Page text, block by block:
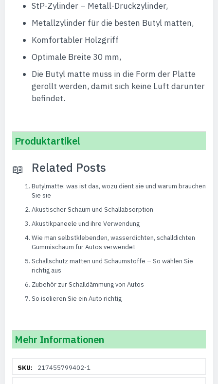
StP-Zylinder – Metall-Druckzylinder,
Metallzylinder für die besten Butyl matten,
Komfortabler Holzgriff
Optimale Breite 30 mm,
Die Butyl matte muss in die Form der Platte
gerollt werden, damit sich keine Luft darunter
befindet.
Produktartikel
Related Posts
Butylmatte: was ist das, wozu dient sie und warum brauchen
Sie sie
Akustischer Schaum und Schallabsorption
Akustikpaneele und ihre Verwendung
Wie man selbstklebenden, wasserdichten, schalldichten
Gummischaum für Autos verwendet
Schallschutz matten und Schaumstoffe – So wählen Sie
richtig aus
Zubehör zur Schalldämmung von Autos
So isolieren Sie ein Auto richtig
Mehr Informationen
Informationen217455799402-1